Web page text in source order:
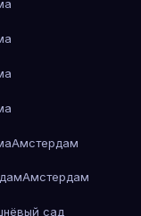
Амстердам
Амстердам
сад